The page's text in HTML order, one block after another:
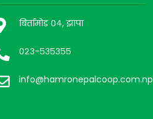
बिर्तामोड ०४, झापा
०२३-५३५३५५
info@hamronepalcoop.com.np